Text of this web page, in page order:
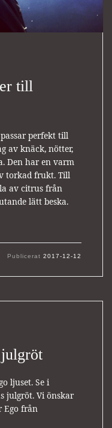
till
perfekt till
av knäck, nötter,
Den har en varm
torkad frukt. Till
av citrus från
lätt beska.
Publicerat2017-12-12
julgröt
ljuset. Se i
julgröt. Vi önskar
Ego från